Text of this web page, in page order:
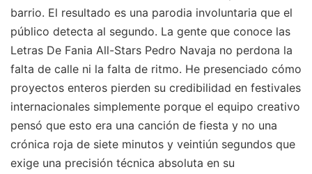
barrio. El resultado es una parodia involuntaria que el
público detecta al segundo. La gente que conoce las
Letras De Fania All-Stars Pedro Navaja no perdona la
falta de calle ni la falta de ritmo. He presenciado cómo
proyectos enteros pierden su credibilidad en festivales
internacionales simplemente porque el equipo creativo
pensó que esto era una canción de fiesta y no una
crónica roja de siete minutos y veintiún segundos que
exige una precisión técnica absoluta en su